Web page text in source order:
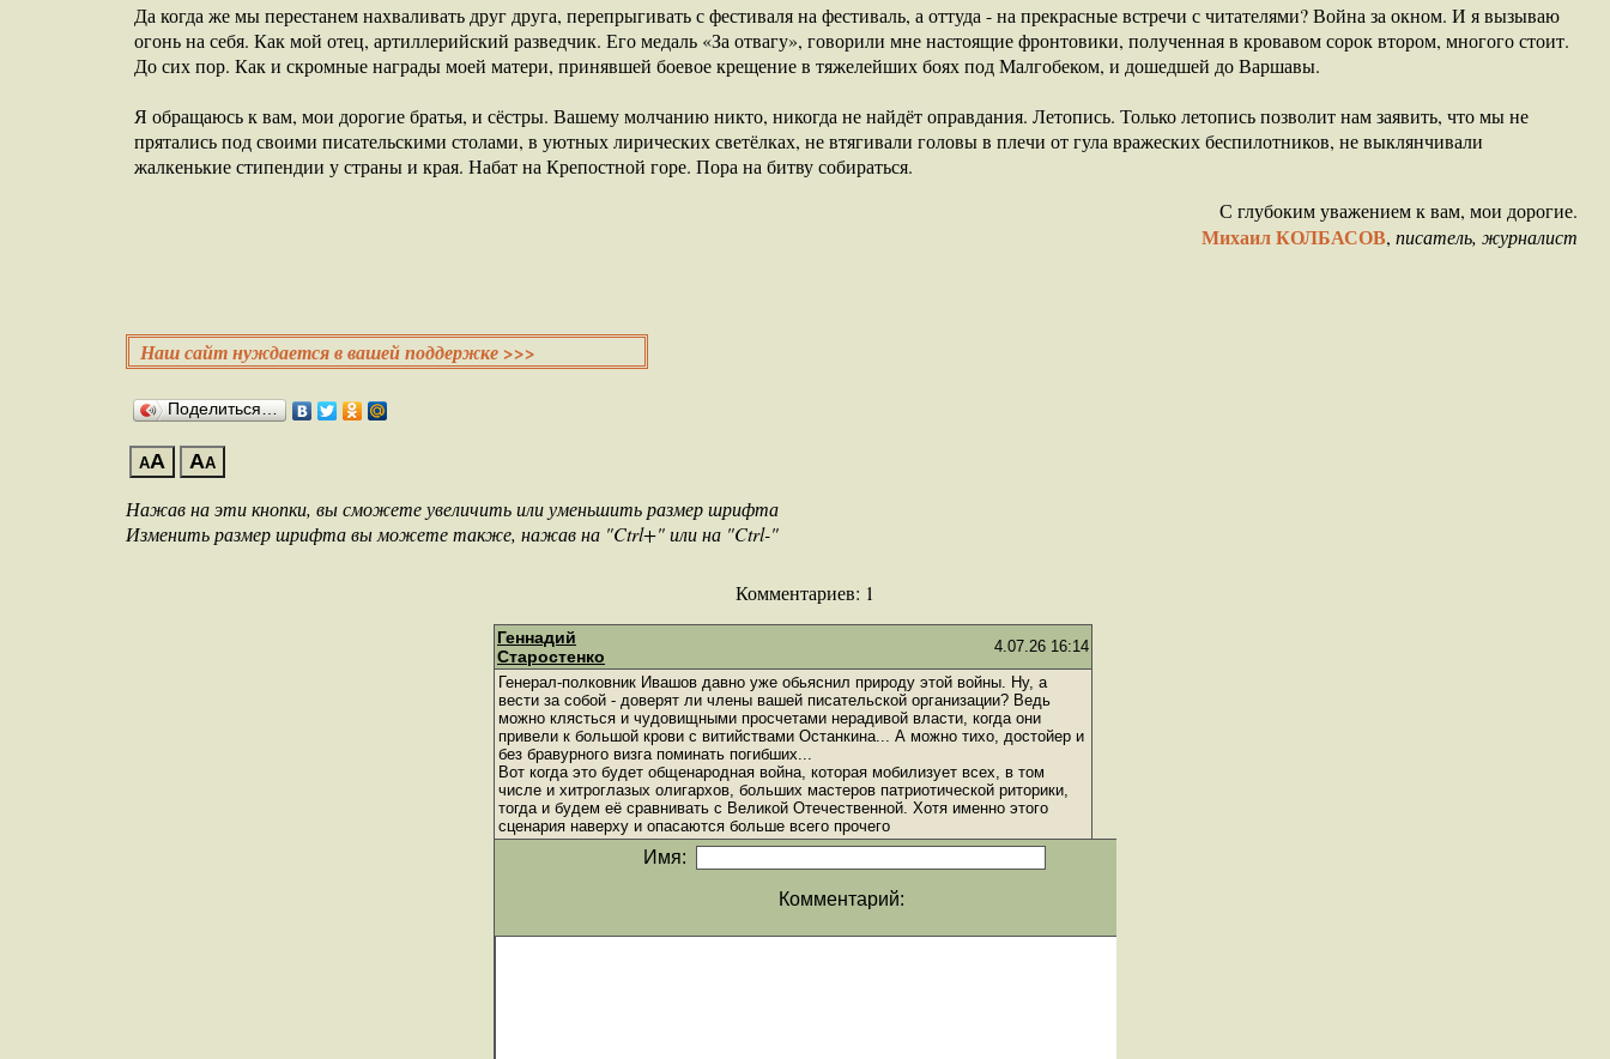
Да когда же мы перестанем нахваливать друг друга, перепрыгивать с фестиваля на фестиваль, а оттуда - на прекрасные встречи с читателями? Война за окном. И я вызываю
огонь на себя. Как мой отец, артиллерийский разведчик. Его медаль «За отвагу», говорили мне настоящие фронтовики, полученная в кровавом сорок втором, многого стоит.
До сих пор. Как и скромные награды моей матери, принявшей боевое крещение в тяжелейших боях под Малгобеком, и дошедшей до Варшавы.
Я обращаюсь к вам, мои дорогие братья, и сёстры. Вашему молчанию никто, никогда не найдёт оправдания. Летопись. Только летопись позволит нам заявить, что мы не
прятались под своими писательскими столами, в уютных лирических светёлках, не втягивали головы в плечи от гула вражеских беспилотников, не выклянчивали
жалкенькие стипендии у страны и края. Набат на Крепостной горе. Пора на битву собираться.
С глубоким уважением к вам, мои дорогие.
Михаил КОЛБАСОВ, писатель, журналист
Наш сайт нуждается в вашей поддержке >>>
Поделиться…
AA AA
Нажав на эти кнопки, вы сможете увеличить или уменьшить размер шрифта
Изменить размер шрифта вы можете также, нажав на "Ctrl+" или на "Ctrl-"
Комментариев: 1